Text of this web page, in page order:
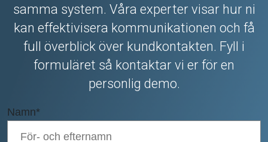
samma system. Våra experter visar hur ni
kan effektivisera kommunikationen och få
full överblick över kundkontakten. Fyll i
formuläret så kontaktar vi er för en
personlig demo.
Namn*